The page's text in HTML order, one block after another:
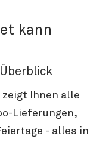
kann
Ihnen alle
Lieferungen,
- alles in